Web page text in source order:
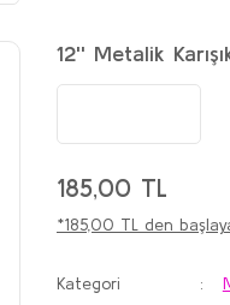
12'' Metalik
185,00 TL
*185,00 TL den
Kategori